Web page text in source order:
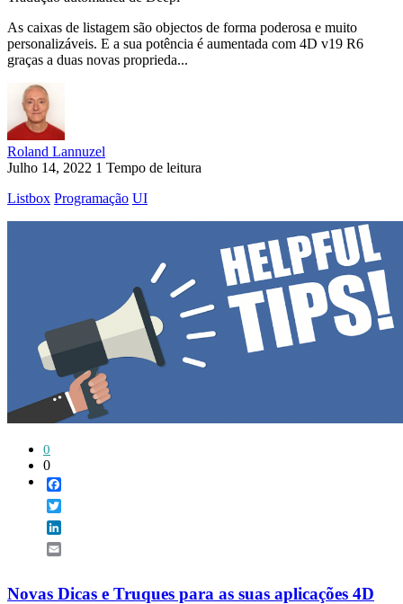
As caixas de listagem são objectos de forma poderosa e muito
personalizáveis. E a sua potência é aumentada com 4D v19 R6
graças a duas novas proprieda...
Roland Lannuzel
Julho 14, 2022 1 Tempo de leitura
Listbox Programação UI
0
0
Novas Dicas e Truques para as suas aplicações 4D